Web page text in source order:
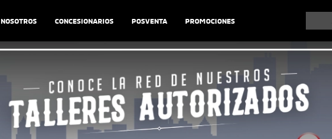
NOSOTROS CONCESIONARIOS POSVENTA PROMOCIONES